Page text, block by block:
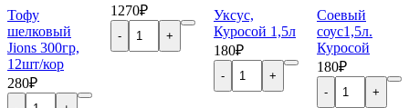
Тофу
шелковый
Jions 300гр,
12шт/кор
280₽
Quantity
1270₽
Quantity
Уксус,
Куросой 1,5л
180₽
Quantity
Соевый
соус1,5л.
Куросой
180₽
Quantity